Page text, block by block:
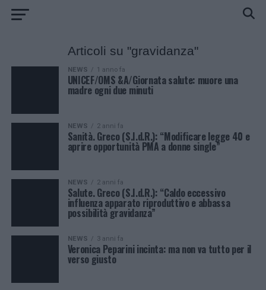
Articoli su "gravidanza"
NEWS 1 anno fa
UNICEF/OMS &A/Giornata salute: muore una
madre ogni due minuti
NEWS 2 anni fa
Sanità. Greco (S.I.d.R.): “Modificare legge 40 e
aprire opportunità PMA a donne single”
NEWS 2 anni fa
Salute. Greco (S.I.d.R.): “Caldo eccessivo
influenza apparato riproduttivo e abbassa
possibilità gravidanza”
NEWS 3 anni fa
Veronica Peparini incinta: ma non va tutto per il
verso giusto